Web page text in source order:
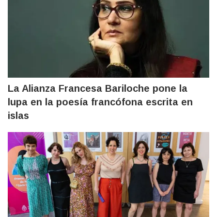
La Alianza Francesa Bariloche pone la
lupa en la poesía francófona escrita en
islas